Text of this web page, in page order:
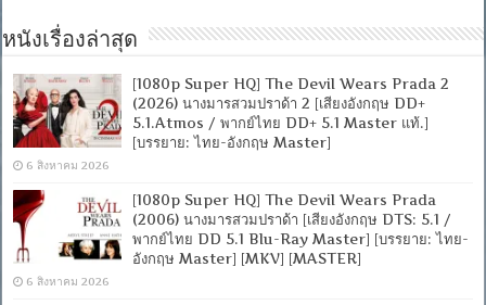
หนังเรื่องล่าสุด
[1080p Super HQ] The Devil Wears Prada 2
(2026) นางมารสวมปราด้า 2 [เสียงอังกฤษ DD+
5.1.Atmos / พากย์ไทย DD+ 5.1 Master แท้.]
[บรรยาย: ไทย-อังกฤษ Master]
6 สิงหาคม 2026
[1080p Super HQ] The Devil Wears Prada
(2006) นางมารสวมปราด้า [เสียงอังกฤษ DTS: 5.1 /
พากย์ไทย DD 5.1 Blu-Ray Master] [บรรยาย: ไทย-
อังกฤษ Master] [MKV] [MASTER]
6 สิงหาคม 2026